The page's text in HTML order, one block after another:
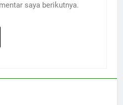
saya berikutnya.